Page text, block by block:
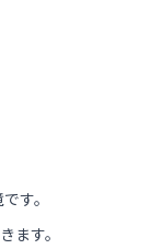
す。
ます。